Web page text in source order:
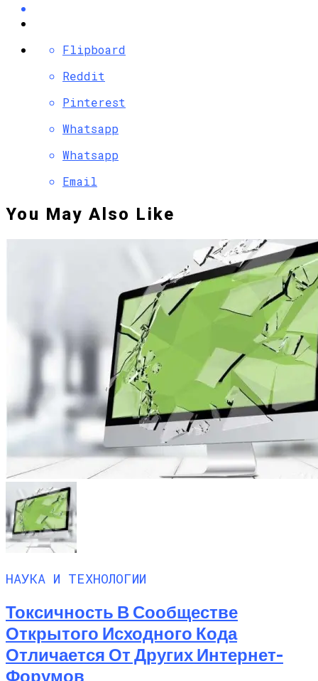
Flipboard
Reddit
Pinterest
Whatsapp
Whatsapp
Email
You May Also Like
НАУКА И ТЕХНОЛОГИИ
Токсичность В Сообществе
Открытого Исходного Кода
Отличается От Других Интернет-
Форумов